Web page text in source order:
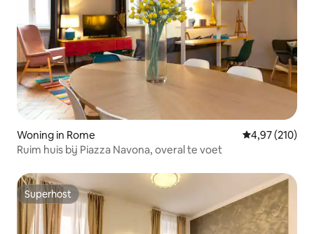
Woning in Rome Gemiddelde
4,97 (210)
Ruim huis bij Piazza Navona, overal te voet
Superhost
Superhost